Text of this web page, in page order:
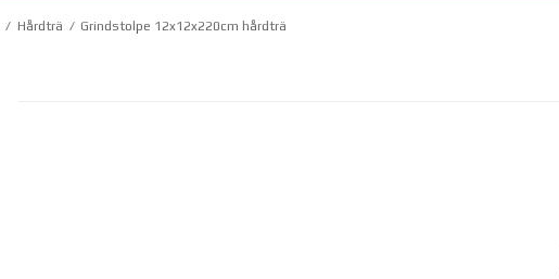
/ Hårdträ / Grindstolpe 12x12x220cm hårdträ